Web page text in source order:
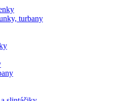
turbany